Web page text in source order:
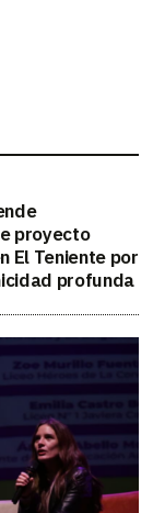
proyecto
El Teniente por
profunda